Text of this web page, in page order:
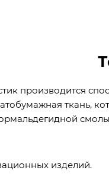
производится
ткань,
изделий.